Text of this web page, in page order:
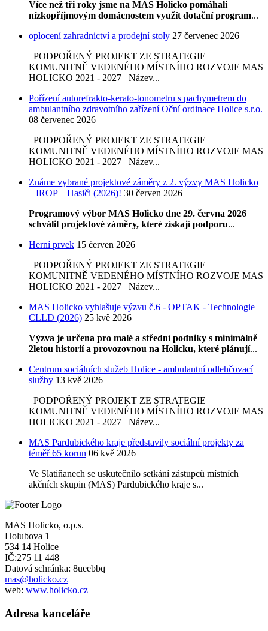
Více než tři roky jsme na MAS Holicko pomáhali
nízkopříjmovým domácnostem využít dotační program...
oplocení zahradnictví a prodejní stoly 27 červenec 2026
PODPOŘENÝ PROJEKT ZE STRATEGIE
KOMUNITNĚ VEDENÉHO MÍSTNÍHO ROZVOJE MAS
HOLICKO 2021 - 2027 Název...
Pořízení autorefrakto-kerato-tonometru s pachymetrem do
ambulantního zdravotního zařízení Oční ordinace Holice s.r.o.
08 červenec 2026
PODPOŘENÝ PROJEKT ZE STRATEGIE
KOMUNITNĚ VEDENÉHO MÍSTNÍHO ROZVOJE MAS
HOLICKO 2021 - 2027 Název...
Známe vybrané projektové záměry z 2. výzvy MAS Holicko
– IROP – Hasiči (2026)! 30 červen 2026
Programový výbor MAS Holicko dne 29. června 2026
schválil projektové záměry, které získají podporu...
Herní prvek 15 červen 2026
PODPOŘENÝ PROJEKT ZE STRATEGIE
KOMUNITNĚ VEDENÉHO MÍSTNÍHO ROZVOJE MAS
HOLICKO 2021 - 2027 Název...
MAS Holicko vyhlašuje výzvu č.6 - OPTAK - Technologie
CLLD (2026) 25 kvě 2026
Výzva je určena pro malé a střední podniky s minimálně
2letou historií a provozovnou na Holicku, které plánují...
Centrum sociálních služeb Holice - ambulantní odlehčovací
služby 13 kvě 2026
PODPOŘENÝ PROJEKT ZE STRATEGIE
KOMUNITNĚ VEDENÉHO MÍSTNÍHO ROZVOJE MAS
HOLICKO 2021 - 2027 Název...
MAS Pardubického kraje představily sociální projekty za
téměř 65 korun 06 kvě 2026
Ve Slatiňanech se uskutečnilo setkání zástupců místních
akčních skupin (MAS) Pardubického kraje s...
MAS Holicko, o.p.s.
Holubova 1
534 14 Holice
IČ:275 11 448
Datová schránka: 8ueebbq
mas@holicko.cz
web: www.holicko.cz
Adresa kanceláře